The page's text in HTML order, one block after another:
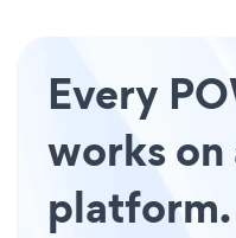
Every
works on
platform.